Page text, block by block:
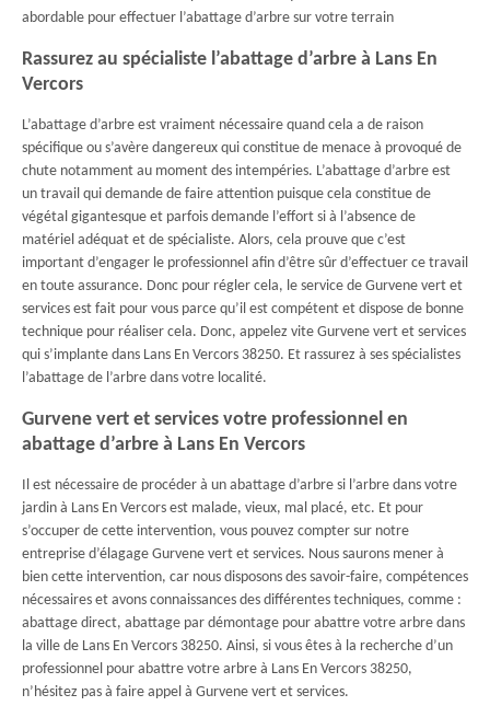
abordable pour effectuer l’abattage d’arbre sur votre terrain
Rassurez au spécialiste l’abattage d’arbre à Lans En
Vercors
L’abattage d’arbre est vraiment nécessaire quand cela a de raison
spécifique ou s’avère dangereux qui constitue de menace à provoqué de
chute notamment au moment des intempéries. L’abattage d’arbre est
un travail qui demande de faire attention puisque cela constitue de
végétal gigantesque et parfois demande l’effort si à l’absence de
matériel adéquat et de spécialiste. Alors, cela prouve que c’est
important d’engager le professionnel afin d’être sûr d’effectuer ce travail
en toute assurance. Donc pour régler cela, le service de Gurvene vert et
services est fait pour vous parce qu’il est compétent et dispose de bonne
technique pour réaliser cela. Donc, appelez vite Gurvene vert et services
qui s’implante dans Lans En Vercors 38250. Et rassurez à ses spécialistes
l’abattage de l’arbre dans votre localité.
Gurvene vert et services votre professionnel en
abattage d’arbre à Lans En Vercors
Il est nécessaire de procéder à un abattage d’arbre si l’arbre dans votre
jardin à Lans En Vercors est malade, vieux, mal placé, etc. Et pour
s’occuper de cette intervention, vous pouvez compter sur notre
entreprise d’élagage Gurvene vert et services. Nous saurons mener à
bien cette intervention, car nous disposons des savoir-faire, compétences
nécessaires et avons connaissances des différentes techniques, comme :
abattage direct, abattage par démontage pour abattre votre arbre dans
la ville de Lans En Vercors 38250. Ainsi, si vous êtes à la recherche d’un
professionnel pour abattre votre arbre à Lans En Vercors 38250,
n’hésitez pas à faire appel à Gurvene vert et services.